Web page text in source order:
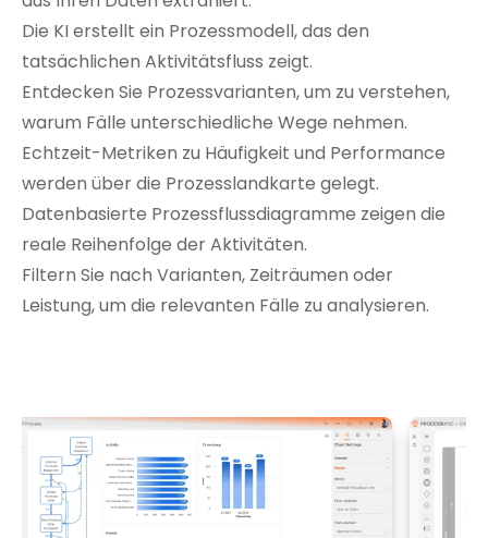
Die KI erstellt ein Prozessmodell, das den
tatsächlichen Aktivitätsfluss zeigt.
Entdecken Sie Prozessvarianten, um zu verstehen,
warum Fälle unterschiedliche Wege nehmen.
Echtzeit-Metriken zu Häufigkeit und Performance
werden über die Prozesslandkarte gelegt.
Datenbasierte Prozessflussdiagramme zeigen die
reale Reihenfolge der Aktivitäten.
Filtern Sie nach Varianten, Zeiträumen oder
Leistung, um die relevanten Fälle zu analysieren.